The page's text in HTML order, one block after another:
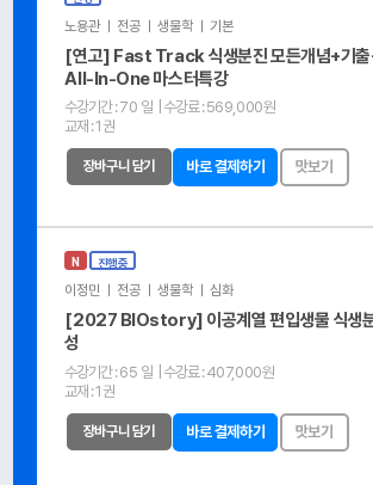
노용관 ㅣ 전공 ㅣ 생물학 ㅣ 기본
[연고] Fast Track 식생분진 모든개념+기출
All-In-One 마스터특강
수강기간 :70 일 | 수강료 :569,000원
교재 :1권
장바구니 담기 바로 결제하기 맛보기
N 진행중
이정민 ㅣ 전공 ㅣ 생물학 ㅣ 심화
[2027 BIOstory] 이공계열 편입생물 식생
성
수강기간 :65 일 | 수강료 :407,000원
교재 :1권
장바구니 담기 바로 결제하기 맛보기